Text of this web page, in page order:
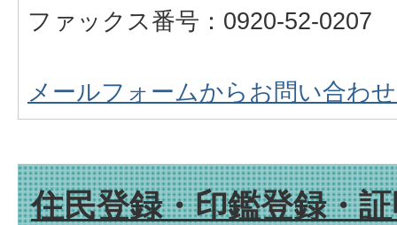
ファックス番号：0920-52-0207
メールフォームからお問い合わ
住民登録・印鑑登録・